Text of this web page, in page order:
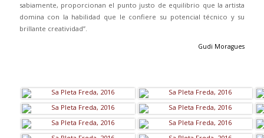
sabiamente, proporcionan el punto justo de equilibrio que la artista
domina con la habilidad que le confiere su potencial técnico y su
brillante creatividad”.
Gudi Moragues